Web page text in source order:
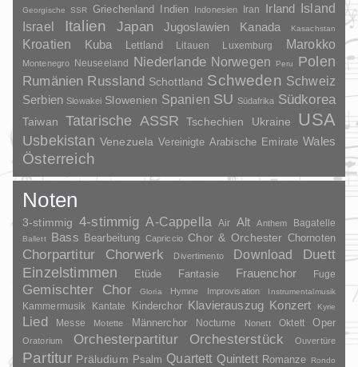
Georgische SSR
Griechenland Indien Indonesien Iran Irland
Island
Israel
Italien Japan Jugoslawien Kanada Kasachstan
Kroatien Kuba Lettland Litauen Luxemburg Marokko
Montenegro Neuseeland Niederlande Norwegen Peru
Polen
Rumänien Russland Schottland Schweden Schweiz
Serbien Slowakei Slowenien Spanien SU Südafrika Südkorea
Taiwan Tatarische ASSR Tschechien Ukraine USA
Usbekistan Venezuela Vereinigte Arabische Emirate Wales
Österreich
Noten
3-stimmig 4-stimmig A-Cappella Air Alt Anthem Bagatelle
Ballett Bass Bearbeitung Capriccio Chor & Orchester Chornoten
Chorpartitur Chorwerk Divertimento Download
Duett
Einzelstimmen
Etüde Fantasie Frauenchor Fuge
Gemischter Chor Gloria Hymne Improvisation Instrumentalmusik
Kammermusik Kantate Kinderchor Klavierauszug Konzert Kyrie
Lied Messe Motette Männerchor Nocturne Nonett Oktett Oper
Oratorium Orchesterpartitur Orchesterstück Ouvertüre
Partitur Präludium Psalm Quartett Quintett Romanze Rondo